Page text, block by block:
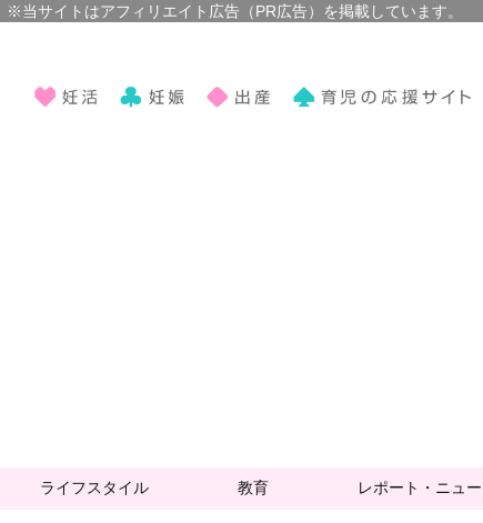
ライフスタイル 教育 レポート・ニュ